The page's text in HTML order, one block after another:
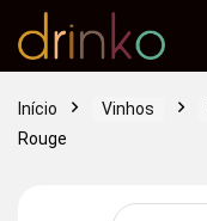
Início Vinhos
Rouge